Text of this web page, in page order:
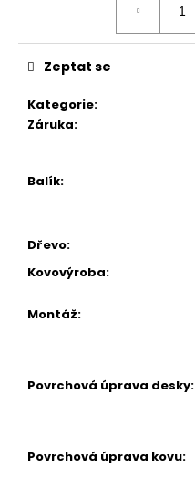
Kategorie:
Záruka:
Balík:
Dřevo:
Kovovýroba:
Montáž:
Povrchová úprava desky:
Povrchová úprava kovu:
Zeptat se